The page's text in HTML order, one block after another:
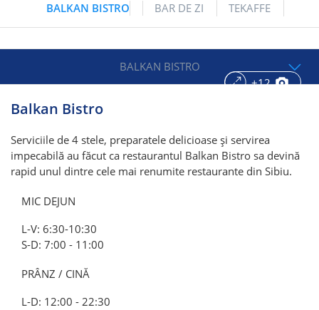
BALKAN BISTRO BAR DE ZI TEKAFFE
BALKAN BISTRO
+12
Balkan Bistro
Serviciile de 4 stele, preparatele delicioase și servirea
impecabilă au făcut ca restaurantul Balkan Bistro sa devină
rapid unul dintre cele mai renumite restaurante din Sibiu.
MIC DEJUN
L-V: 6:30-10:30
S-D: 7:00 - 11:00
PRÂNZ / CINĂ
L-D: 12:00 - 22:30